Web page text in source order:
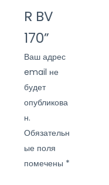
R BV
170”
Ваш адрес
email не
будет
опубликова
н.
Обязательн
ые поля
помечены *